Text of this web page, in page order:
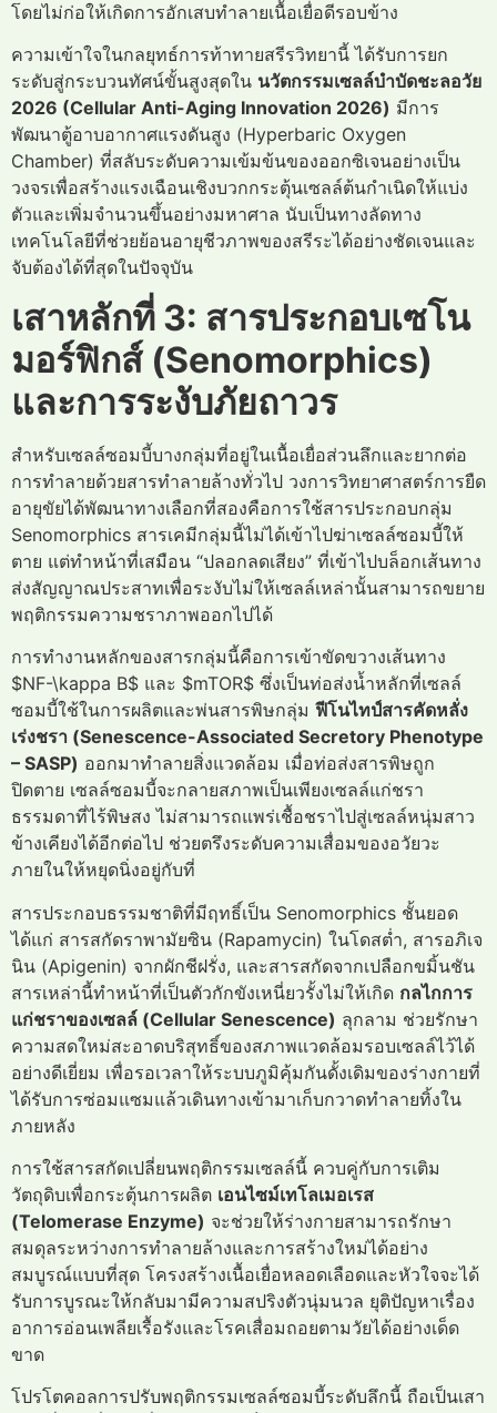
โดยไม่ก่อให้เกิดการอักเสบทำลายเนื้อเยื่อดีรอบข้าง
ความเข้าใจในกลยุทธ์การท้าทายสรีรวิทยานี้ ได้รับการยก
ระดับสู่กระบวนทัศน์ขั้นสูงสุดใน นวัตกรรมเซลล์บำบัดชะลอวัย
2026 (Cellular Anti-Aging Innovation 2026) มีการ
พัฒนาตู้อาบอากาศแรงดันสูง (Hyperbaric Oxygen
Chamber) ที่สลับระดับความเข้มข้นของออกซิเจนอย่างเป็น
วงจรเพื่อสร้างแรงเฉือนเชิงบวกกระตุ้นเซลล์ต้นกำเนิดให้แบ่ง
ตัวและเพิ่มจำนวนขึ้นอย่างมหาศาล นับเป็นทางลัดทาง
เทคโนโลยีที่ช่วยย้อนอายุชีวภาพของสรีระได้อย่างชัดเจนและ
จับต้องได้ที่สุดในปัจจุบัน
เสาหลักที่ 3: สารประกอบเซโน
มอร์ฟิกส์ (Senomorphics)
และการระงับภัยถาวร
สำหรับเซลล์ซอมบี้บางกลุ่มที่อยู่ในเนื้อเยื่อส่วนลึกและยากต่อ
การทำลายด้วยสารทำลายล้างทั่วไป วงการวิทยาศาสตร์การยืด
อายุขัยได้พัฒนาทางเลือกที่สองคือการใช้สารประกอบกลุ่ม
Senomorphics สารเคมีกลุ่มนี้ไม่ได้เข้าไปฆ่าเซลล์ซอมบี้ให้
ตาย แต่ทำหน้าที่เสมือน “ปลอกลดเสียง” ที่เข้าไปบล็อกเส้นทาง
ส่งสัญญาณประสาทเพื่อระงับไม่ให้เซลล์เหล่านั้นสามารถขยาย
พฤติกรรมความชราภาพออกไปได้
การทำงานหลักของสารกลุ่มนี้คือการเข้าขัดขวางเส้นทาง
$NF-\kappa B$ และ $mTOR$ ซึ่งเป็นท่อส่งน้ำหลักที่เซลล์
ซอมบี้ใช้ในการผลิตและพ่นสารพิษกลุ่ม ฟีโนไทป์สารคัดหลั่ง
เร่งชรา (Senescence-Associated Secretory Phenotype
– SASP) ออกมาทำลายสิ่งแวดล้อม เมื่อท่อส่งสารพิษถูก
ปิดตาย เซลล์ซอมบี้จะกลายสภาพเป็นเพียงเซลล์แก่ชรา
ธรรมดาที่ไร้พิษสง ไม่สามารถแพร่เชื้อชราไปสู่เซลล์หนุ่มสาว
ข้างเคียงได้อีกต่อไป ช่วยตรึงระดับความเสื่อมของอวัยวะ
ภายในให้หยุดนิ่งอยู่กับที่
สารประกอบธรรมชาติที่มีฤทธิ์เป็น Senomorphics ชั้นยอด
ได้แก่ สารสกัดราพามัยซิน (Rapamycin) ในโดสต่ำ, สารอภิเจ
นิน (Apigenin) จากผักชีฝรั่ง, และสารสกัดจากเปลือกขมิ้นชัน
สารเหล่านี้ทำหน้าที่เป็นตัวกักขังเหนี่ยวรั้งไม่ให้เกิด กลไกการ
แก่ชราของเซลล์ (Cellular Senescence) ลุกลาม ช่วยรักษา
ความสดใหม่สะอาดบริสุทธิ์ของสภาพแวดล้อมรอบเซลล์ไว้ได้
อย่างดีเยี่ยม เพื่อรอเวลาให้ระบบภูมิคุ้มกันดั้งเดิมของร่างกายที่
ได้รับการซ่อมแซมแล้วเดินทางเข้ามาเก็บกวาดทำลายทิ้งใน
ภายหลัง
การใช้สารสกัดเปลี่ยนพฤติกรรมเซลล์นี้ ควบคู่กับการเติม
วัตถุดิบเพื่อกระตุ้นการผลิต เอนไซม์เทโลเมอเรส
(Telomerase Enzyme) จะช่วยให้ร่างกายสามารถรักษา
สมดุลระหว่างการทำลายล้างและการสร้างใหม่ได้อย่าง
สมบูรณ์แบบที่สุด โครงสร้างเนื้อเยื่อหลอดเลือดและหัวใจจะได้
รับการบูรณะให้กลับมามีความสปริงตัวนุ่มนวล ยุติปัญหาเรื่อง
อาการอ่อนเพลียเรื้อรังและโรคเสื่อมถอยตามวัยได้อย่างเด็ด
ขาด
โปรโตคอลการปรับพฤติกรรมเซลล์ซอมบี้ระดับลึกนี้ ถือเป็นเสา